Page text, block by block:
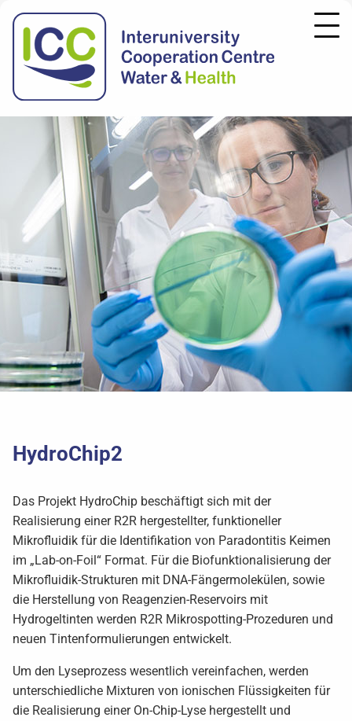
HydroChip2
Das Projekt HydroChip beschäftigt sich mit der
Realisierung einer R2R hergestellter, funktioneller
Mikrofluidik für die Identifikation von Paradontitis Keimen
im „Lab-on-Foil“ Format. Für die Biofunktionalisierung der
Mikrofluidik-Strukturen mit DNA-Fängermolekülen, sowie
die Herstellung von Reagenzien-Reservoirs mit
Hydrogeltinten werden R2R Mikrospotting-Prozeduren und
neuen Tintenformulierungen entwickelt.
Um den Lyseprozess wesentlich vereinfachen, werden
unterschiedliche Mixturen von ionischen Flüssigkeiten für
die Realisierung einer On-Chip-Lyse hergestellt und